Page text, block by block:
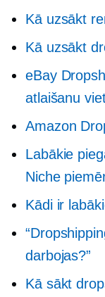
Kā uzsākt
Kā uzsākt
eBay
atlaišanu
Amazon
Labākie
Niche
Kādi ir
darbojas?”
Kā sākt